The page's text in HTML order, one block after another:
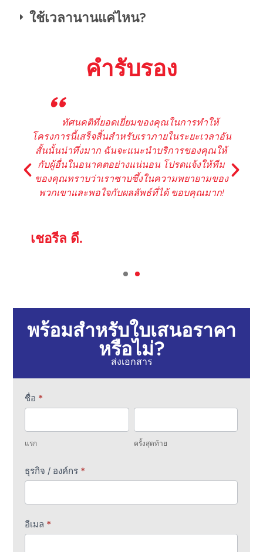
ใช้เวลานานแค่ไหน?
คำรับรอง
"ขอบคุณมาก โรเจอร์ - พวกคุณทำได้ยอดเยี่ยม
มากที่จัดการเรื่องนี้ได้อย่างรวดเร็วขนาดนี้!! เรา
ซาบซึ้งใจจริงๆ ที่คุณทุ่มเทเกินกว่าหน้าที่ คุณได้
ลูกค้าใหม่เพิ่มอีกหนึ่งคนในตัวฉัน และยังได้คำ
แนะนำดีๆ ให้กับทุกคนที่ต้องการบริการแปลภาษา
อีกด้วย!
คิมเบอร์ลี เอ็น.
พร้อมสำหรับใบเสนอราคา
หรือไม่?
ส่งเอกสาร
ใบ
เสนอ
ราคา
การ
ชื่อ *
แรก
สุดท้าย
ครั้งสุดท้าย
ธุรกิจ / องค์กร *
อีเมล *